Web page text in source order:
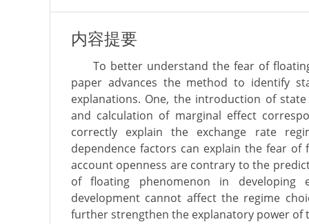
内容提要
To better understand the fear of
paper advances the method to identify
explanations. One, the introduction of
and calculation of marginal effect
correctly explain the exchange rate
dependence factors can explain the fear
account openness are contrary to the
of floating phenomenon in developing
development cannot affect the regime
further strengthen the explanatory power of